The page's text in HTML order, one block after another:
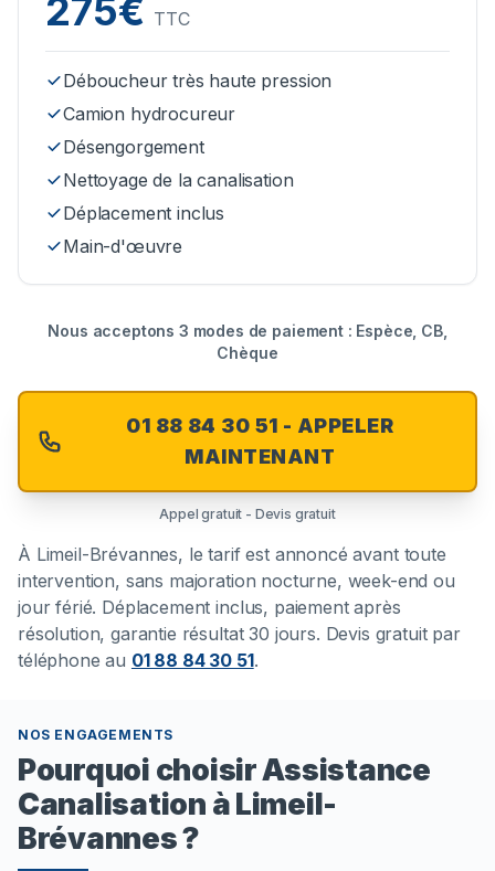
275€ TTC
Déboucheur très haute pression
Camion hydrocureur
Désengorgement
Nettoyage de la canalisation
Déplacement inclus
Main-d'œuvre
Nous acceptons 3 modes de paiement : Espèce, CB,
Chèque
01 88 84 30 51 - APPELER
MAINTENANT
Appel gratuit - Devis gratuit
À Limeil-Brévannes, le tarif est annoncé avant toute
intervention, sans majoration nocturne, week-end ou
jour férié. Déplacement inclus, paiement après
résolution, garantie résultat 30 jours. Devis gratuit par
téléphone au 01 88 84 30 51.
NOS ENGAGEMENTS
Pourquoi choisir Assistance
Canalisation à Limeil-
Brévannes ?